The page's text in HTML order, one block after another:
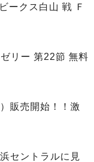
プ 2026
ークス白山 戦 Ｆ
リー 第22節 無料
販売開始！！激
セントラルに見